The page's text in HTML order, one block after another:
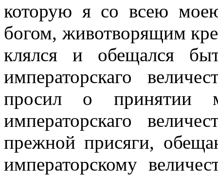
которую я со всею
богом, животворящим
клялся и обещался
императорскаго
просил о принятии
императорскаго
прежной присяги,
императорскому